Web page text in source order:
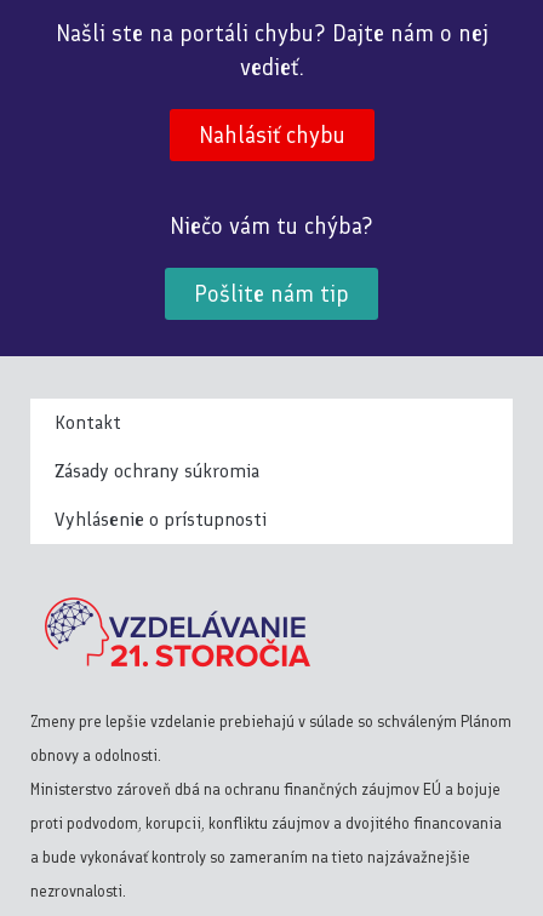
Našli ste na portáli chybu? Dajte nám o nej
vedieť.
Nahlásiť chybu
Niečo vám tu chýba?
Pošlite nám tip
Kontakt
Zásady ochrany súkromia
Vyhlásenie o prístupnosti
Zmeny pre lepšie vzdelanie prebiehajú v súlade so schváleným Plánom
obnovy a odolnosti.
Ministerstvo zároveň dbá na ochranu finančných záujmov EÚ a bojuje
proti podvodom, korupcii, konfliktu záujmov a dvojitého financovania
a bude vykonávať kontroly so zameraním na tieto najzávažnejšie
nezrovnalosti.